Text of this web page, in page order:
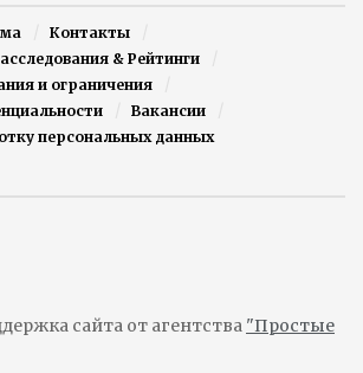
Контакты
& Рейтинги
и ограничения
Вакансии
персональных данных
сайта от агентства "Простые